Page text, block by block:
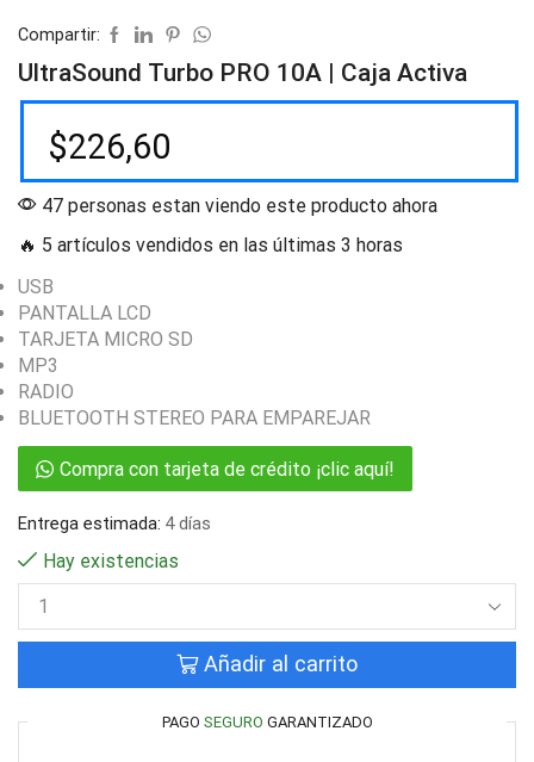
Compartir:
UltraSound Turbo PRO 10A | Caja Activa
$226,60
47 personas estan viendo este producto ahora
🔥 5 artículos vendidos en las últimas 3 horas
USB
PANTALLA LCD
TARJETA MICRO SD
MP3
RADIO
BLUETOOTH STEREO PARA EMPAREJAR
Compra con tarjeta de crédito ¡clic aquí!
Entrega estimada: 4 días
Hay existencias
Añadir al carrito
PAGO SEGURO GARANTIZADO